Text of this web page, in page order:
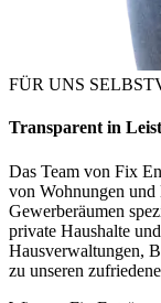
FÜR UNS
Transparent in
Das Team von Fix
von Wohnungen
Gewerberäumen
private Haushalte
Hausverwaltungen,
zu unseren